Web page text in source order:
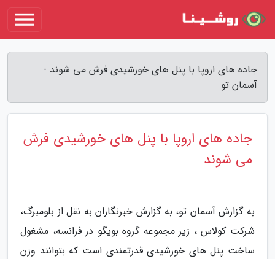
جاده های اروپا با پنل های خورشیدی فرش می شوند -
آسمان تو
جاده های اروپا با پنل های خورشیدی فرش
می شوند
به گزارش آسمان تو، به گزارش خبرنگاران به نقل از بلومبرگ،
شرکت کولاس ، زیر مجموعه گروه بویگو در فرانسه، مشغول
ساخت پنل های خورشیدی قدرتمندی است که بتوانند وزن